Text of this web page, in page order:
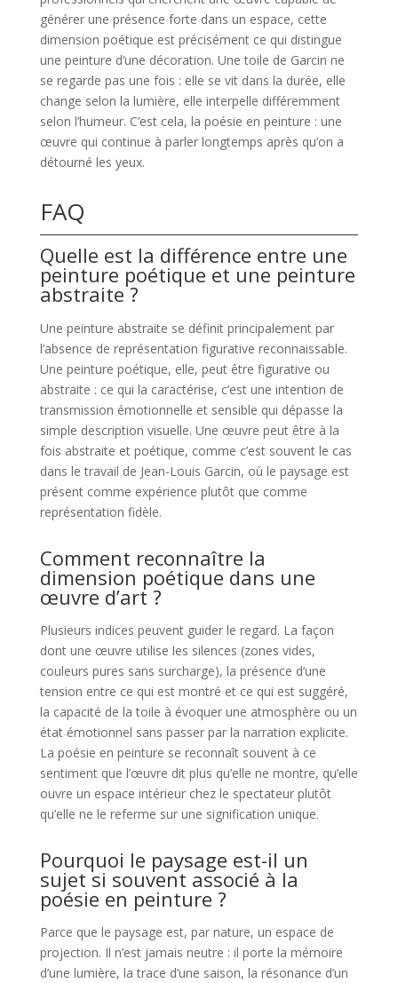
générer une présence forte dans un espace, cette
dimension poétique est précisément ce qui distingue
une peinture d’une décoration. Une toile de Garcin ne
se regarde pas une fois : elle se vit dans la durée, elle
change selon la lumière, elle interpelle différemment
selon l’humeur. C’est cela, la poésie en peinture : une
œuvre qui continue à parler longtemps après qu’on a
détourné les yeux.
FAQ
Quelle est la différence entre une
peinture poétique et une peinture
abstraite ?
Une peinture abstraite se définit principalement par
l’absence de représentation figurative reconnaissable.
Une peinture poétique, elle, peut être figurative ou
abstraite : ce qui la caractérise, c’est une intention de
transmission émotionnelle et sensible qui dépasse la
simple description visuelle. Une œuvre peut être à la
fois abstraite et poétique, comme c’est souvent le cas
dans le travail de Jean-Louis Garcin, où le paysage est
présent comme expérience plutôt que comme
représentation fidèle.
Comment reconnaître la
dimension poétique dans une
œuvre d’art ?
Plusieurs indices peuvent guider le regard. La façon
dont une œuvre utilise les silences (zones vides,
couleurs pures sans surcharge), la présence d’une
tension entre ce qui est montré et ce qui est suggéré,
la capacité de la toile à évoquer une atmosphère ou un
état émotionnel sans passer par la narration explicite.
La poésie en peinture se reconnaît souvent à ce
sentiment que l’œuvre dit plus qu’elle ne montre, qu’elle
ouvre un espace intérieur chez le spectateur plutôt
qu’elle ne le referme sur une signification unique.
Pourquoi le paysage est-il un
sujet si souvent associé à la
poésie en peinture ?
Parce que le paysage est, par nature, un espace de
projection. Il n’est jamais neutre : il porte la mémoire
d’une lumière, la trace d’une saison, la résonance d’un